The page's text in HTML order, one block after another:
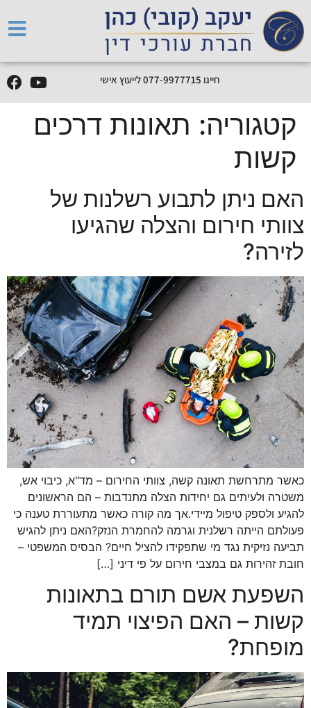
חייגו 077-9977715 לייעוץ אישי
קטגוריה: תאונות דרכים
קשות
האם ניתן לתבוע רשלנות של
צוותי חירום והצלה שהגיעו
לזירה?
כאשר מתרחשת תאונה קשה, צוותי החירום – מד"א, כיבוי אש,
משטרה ולעיתים גם יחידות הצלה מתנדבות – הם הראשונים
להגיע ולספק טיפול מיידי.אך מה קורה כאשר מתעוררת טענה כי
פעולתם הייתה רשלנית וגרמה להחמרת הנזק?האם ניתן להגיש
תביעה נזיקית נגד מי שתפקידו להציל חיים? הבסיס המשפטי –
חובת זהירות גם במצבי חירום על פי דיני […]
השפעת אשם תורם בתאונות
קשות – האם הפיצוי תמיד
מופחת?